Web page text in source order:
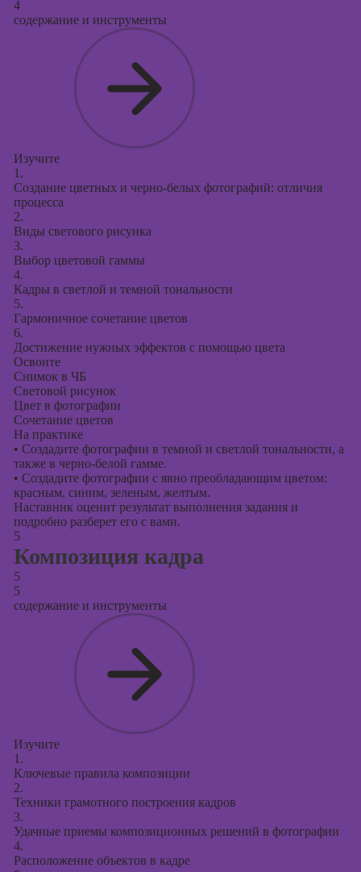
4
содержание и инструменты
Изучите
1.
Создание цветных и черно-белых фотографий: отличия
процесса
2.
Виды светового рисунка
3.
Выбор цветовой гаммы
4.
Кадры в светлой и темной тональности
5.
Гармоничное сочетание цветов
6.
Достижение нужных эффектов с помощью цвета
Освоите
Снимок в ЧБ
Световой рисунок
Цвет в фотографии
Сочетание цветов
На практике
• Создадите фотографии в темной и светлой тональности, а
также в черно-белой гамме.
• Создадите фотографии с явно преобладающим цветом:
красным, синим, зеленым, желтым.
Наставник оценит результат выполнения задания и
подробно разберет его с вами.
5
Композиция кадра
5
5
содержание и инструменты
Изучите
1.
Ключевые правила композиции
2.
Техники грамотного построения кадров
3.
Удачные приемы композиционных решений в фотографии
4.
Расположение объектов в кадре